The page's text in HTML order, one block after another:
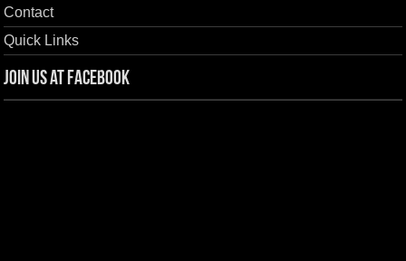
Contact
Quick Links
Join us at Facebook